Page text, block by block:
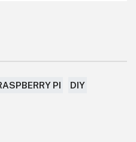
PI DIY